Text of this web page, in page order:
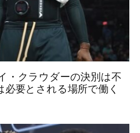
・クラウダーの決別は不
必要とされる場所で働く